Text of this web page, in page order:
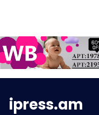
ipress.am